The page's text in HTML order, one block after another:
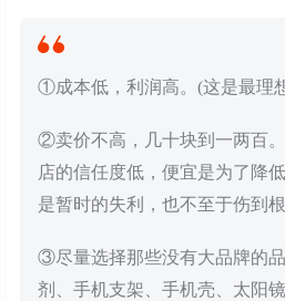
①成本低，利润高。(这是最理
②卖价不高，几十块到一两百
店的信任度低，便宜是为了降
是暂时的失利，也不至于伤到根
③尽量选择那些没有大品牌的
剂、手机支架、手机壳、太阳